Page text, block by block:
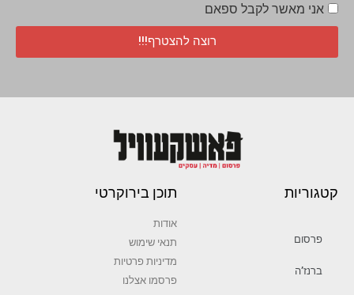
אני מאשר לקבל ספאם
רוצה להצטרף!!!
קטגוריות
פרסום
ברנז’ה
תוכן בירוקרטי
אודות
תנאי שימוש
מדיניות פרטיות
פרסמו אצלנו